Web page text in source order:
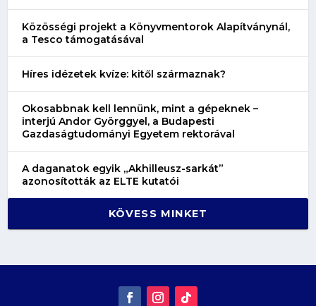
Közösségi projekt a Könyvmentorok Alapítványnál,
a Tesco támogatásával
Híres idézetek kvíze: kitől származnak?
Okosabbnak kell lennünk, mint a gépeknek –
interjú Andor Györggyel, a Budapesti
Gazdaságtudományi Egyetem rektorával
A daganatok egyik „Akhilleusz-sarkát”
azonosították az ELTE kutatói
KÖVESS MINKET